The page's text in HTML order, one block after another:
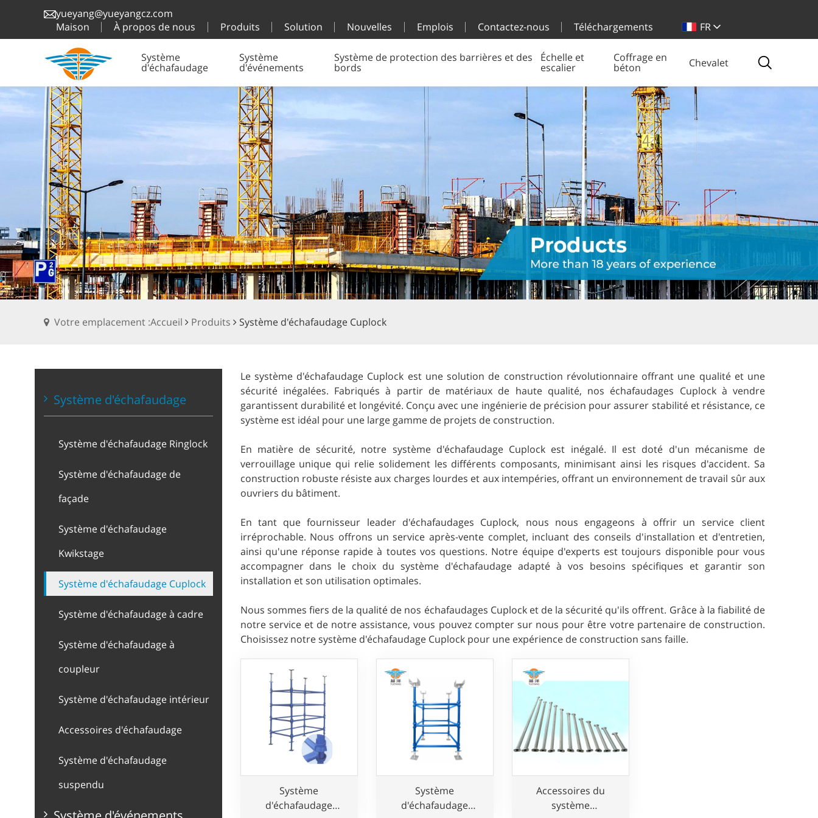
yueyang@yueyangcz.com
Maison
À propos de nous Produits Solution Nouvelles Emplois Contactez-nous Téléchargements FR
Système
d'échafaudage
Système
d'événements
Système de protection des barrières et des
bords
Échelle et
escalier
Coffrage en
béton Chevalet
Votre emplacement :Accueil Produits Système d'échafaudage Cuplock
Système d'échafaudage
Système d'échafaudage Ringlock
Système d'échafaudage de
façade
Système d'échafaudage
Kwikstage
Système d'échafaudage Cuplock
Système d'échafaudage à cadre
Système d'échafaudage à
coupleur
Système d'échafaudage intérieur
Accessoires d'échafaudage
Système d'échafaudage
suspendu
Le système d'échafaudage Cuplock est une solution de construction révolutionnaire offrant une qualité et une
sécurité inégalées. Fabriqués à partir de matériaux de haute qualité, nos échafaudages Cuplock à vendre
garantissent durabilité et longévité. Conçu avec une ingénierie de précision pour assurer stabilité et résistance, ce
système est idéal pour une large gamme de projets de construction.
En matière de sécurité, notre système d'échafaudage Cuplock est inégalé. Il est doté d'un mécanisme de
verrouillage unique qui relie solidement les différents composants, minimisant ainsi les risques d'accident. Sa
construction robuste résiste aux charges lourdes et aux intempéries, offrant un environnement de travail sûr aux
ouvriers du bâtiment.
En tant que fournisseur leader d'échafaudages Cuplock, nous nous engageons à offrir un service client
irréprochable. Nous offrons un service après-vente complet, incluant des conseils d'installation et d'entretien,
ainsi qu'une réponse rapide à toutes vos questions. Notre équipe d'experts est toujours disponible pour vous
accompagner dans le choix du système d'échafaudage adapté à vos besoins spécifiques et garantir son
installation et son utilisation optimales.
Nous sommes fiers de la qualité de nos échafaudages Cuplock et de la sécurité qu'ils offrent. Grâce à la fiabilité de
notre service et de notre assistance, vous pouvez compter sur nous pour être votre partenaire de construction.
Choisissez notre système d'échafaudage Cuplock pour une expérience de construction sans faille.
Système
d'échafaudage
Système
d'échafaudage
Accessoires du
système